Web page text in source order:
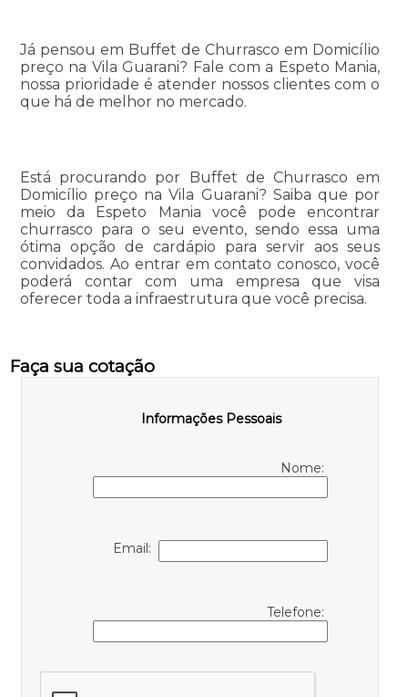
Já pensou em Buffet de Churrasco em Domicílio
preço na Vila Guarani? Fale com a Espeto Mania,
nossa prioridade é atender nossos clientes com o
que há de melhor no mercado.
Está procurando por Buffet de Churrasco em
Domicílio preço na Vila Guarani? Saiba que por
meio da Espeto Mania você pode encontrar
churrasco para o seu evento, sendo essa uma
ótima opção de cardápio para servir aos seus
convidados. Ao entrar em contato conosco, você
poderá contar com uma empresa que visa
oferecer toda a infraestrutura que você precisa.
Faça sua cotação
Informações Pessoais
Nome:
Email:
Telefone: